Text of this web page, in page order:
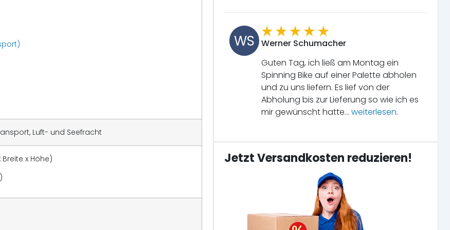
Luft- und Seefracht
Breite x Höhe)
WS
Werner Schumacher
Guten Tag, ich ließ am Montag ein
Spinning Bike auf einer Palette abholen
und zu uns liefern. Es lief von der
Abholung bis zur Lieferung so wie ich es
mir gewünscht hatte...weiterlesen.
Jetzt Versandkosten reduzieren!